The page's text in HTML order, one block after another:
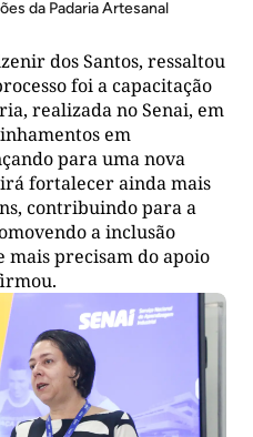
da Padaria Artesanal
dos Santos, ressaltou
foi a capacitação
realizada no Senai, em
em
para uma nova
fortalecer ainda mais
contribuindo para a
a inclusão
mais precisam do apoio